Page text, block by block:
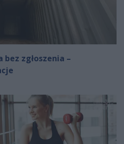
zgłoszenia –